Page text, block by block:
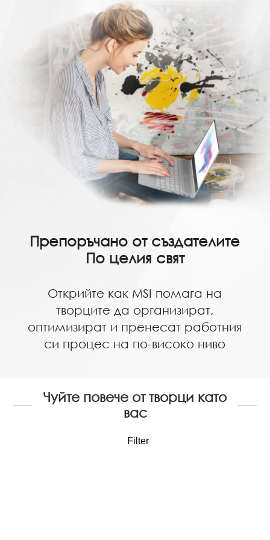
Препоръчано от създателите
По целия свят
Открийте как MSI помага на
творците да организират,
оптимизират и пренесат работния
си процес на по-високо ниво
Чуйте повече от творци като
вас
Filter